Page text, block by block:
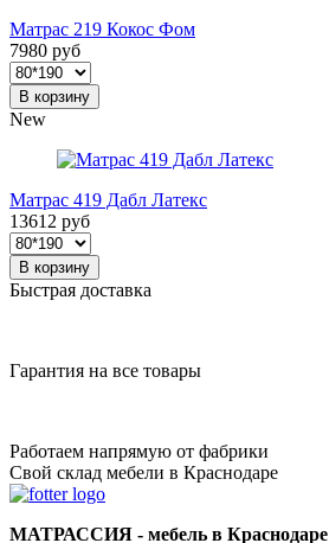
Матрас 219 Кокос Фом
7980 руб
В корзину
New
Матрас 419 Дабл Латекс
13612 руб
В корзину
Быстрая доставка
Гарантия на все товары
Работаем напрямую от фабрики
Свой склад мебели в Краснодаре
МАТРАССИЯ - мебель в Краснодаре